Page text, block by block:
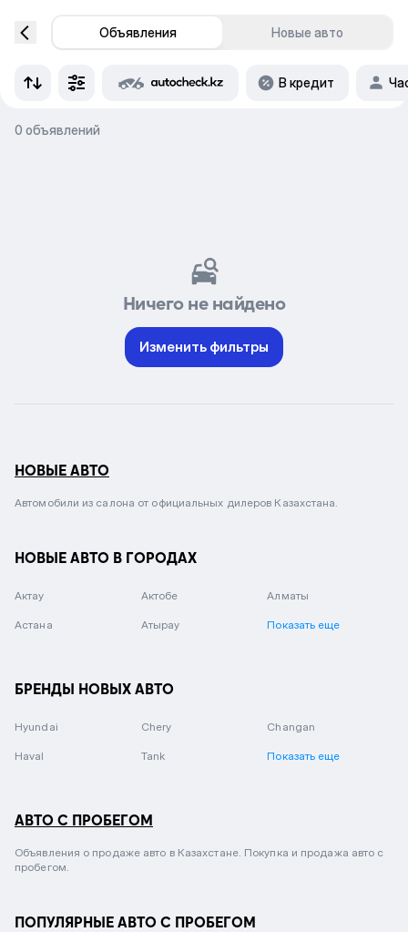
Объявления Новые авто
В кредит
0 объявлений
Ничего не найдено
Изменить фильтры
НОВЫЕ АВТО
Автомобили из салона от официальных дилеров Казахстана.
НОВЫЕ АВТО В ГОРОДАХ
Актау Актобе Алматы
Астана Атырау Показать еще
БРЕНДЫ НОВЫХ АВТО
Hyundai Chery Changan
Haval Tank Показать еще
АВТО С ПРОБЕГОМ
Объявления о продаже авто в Казахстане. Покупка и продажа авто с
пробегом.
ПОПУЛЯРНЫЕ АВТО С ПРОБЕГОМ